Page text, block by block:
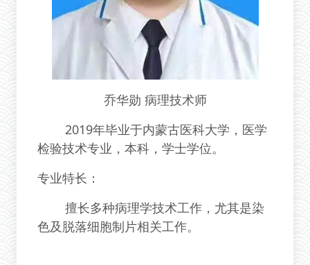
乔华勋 病理技术师
2019年毕业于内蒙古医科大学，医学
检验技术专业，本科，学士学位。
专业特长：
擅长多种病理学技术工作，尤其是染
色及脱落细胞制片相关工作。